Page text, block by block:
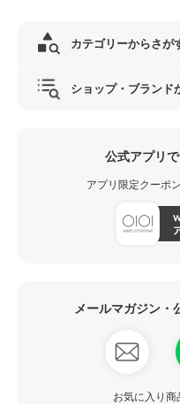
カテゴリーからさが
ショップ・ブランド
公式アプリ
アプリ限定クーポ
メールマガジン・
お気に入り